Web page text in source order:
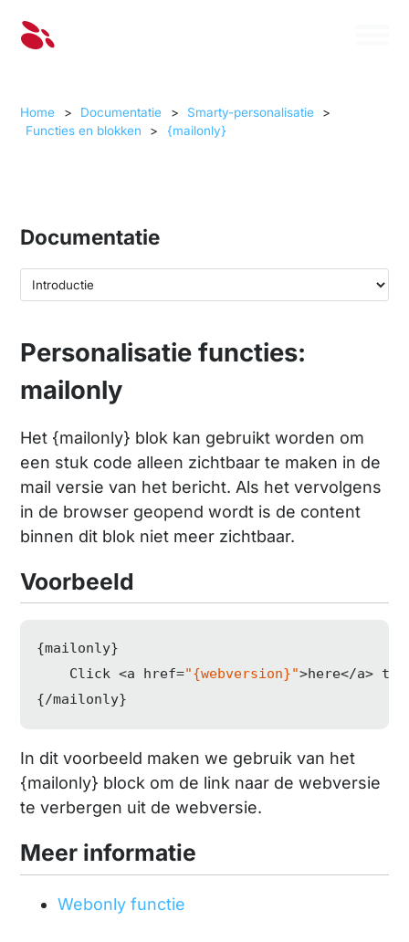
Home > Documentatie > Smarty-personalisatie
>
Functies en blokken
> {mailonly}
Documentatie
Personalisatie functies:
mailonly
Het {mailonly} blok kan gebruikt worden om
een stuk code alleen zichtbaar te maken in de
mail versie van het bericht. Als het vervolgens
in de browser geopend wordt is de content
binnen dit blok niet meer zichtbaar.
Voorbeeld
{mailonly}
    Click <a href=
"{webversion}">here</a> to
{/mailonly}
In dit voorbeeld maken we gebruik van het
{mailonly} block om de link naar de webversie
te verbergen uit de webversie.
Meer informatie
Webonly functie